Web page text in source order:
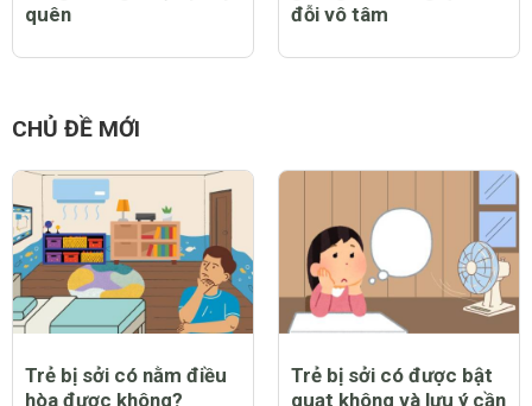
Vợ chăm con còn khổ
gấp trăm nghìn lần
chồng đi kiếm tiền
Bữa tối hạnh phúc của
đôi vợ chồng sắp ly hôn